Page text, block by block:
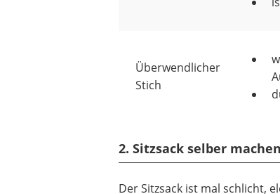
Überwendlicher
Stich
2. Sitzsack selber
Der Sitzsack ist mal schlicht,